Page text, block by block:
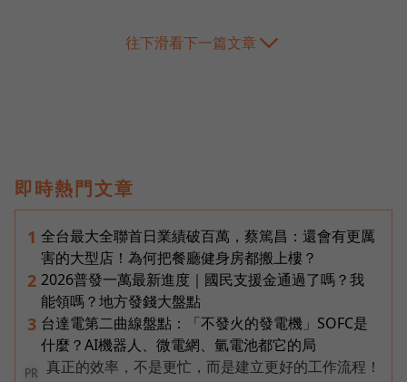
往下滑看下一篇文章
即時熱門文章
1 全台最大全聯首日業績破百萬，蔡篤昌：還會有更厲
害的大型店！為何把餐廳健身房都搬上樓？
2 2026普發一萬最新進度｜國民支援金通過了嗎？我
能領嗎？地方發錢大盤點
3 台達電第二曲線盤點：「不發火的發電機」SOFC是
什麼？AI機器人、微電網、氫電池都它的局
PR
真正的效率，不是更忙，而是建立更好的工作流程！